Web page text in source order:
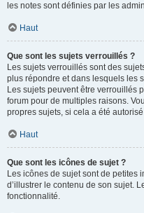
les notes sont définies par les
Haut
Que sont les sujets verrouillés ?
Les sujets verrouillés sont des
plus répondre et dans lesquels les
Les sujets peuvent être verrouillés
forum pour de multiples raisons.
propres sujets, si cela a été
Haut
Que sont les icônes de sujet ?
Les icônes de sujet sont de petites
d’illustrer le contenu de son sujet.
fonctionnalité.